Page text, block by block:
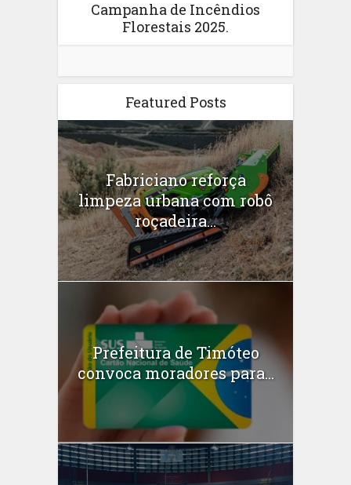
Campanha de Incêndios
Florestais 2025.
Featured Posts
Fabriciano reforça
limpeza urbana com robô
roçadeira...
Prefeitura de Timóteo
convoca moradores para...